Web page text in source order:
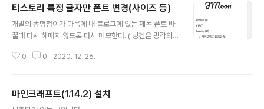
만 있긴 함) 그래서 마인크래프트를 하기 위해 서버를 구축
하기로 했다! 원래 동아리 서버로 구축을 했는데...이제 쓸
수 없는 상황이다보니 다른 방법을 강구했어야 했다. 예전
보면 어떨까! 라는 생각이 들었고, 실행에 옮겼다. 결과부터
티스토리 특정 글자만 폰트 변경(사이즈 등)
개발의 똥멍청이가 다음에 내 블로그에 있는 제목 폰트 바
꿀때 다시 헤매지 않도록 다시 메모한다. ( 닝겐은 망각의
또 시간이 지나면 생각 안나겠지. 내 블로그 사이드바를 보
하는 방법과 폰트파일(ttf 등)을 티스토리에 업로드하여 땡
겨오는 방법 등이 있다. 나는 후자인 티스토리에 ttf 파일을
0 0 2020. 12. 26.
마인크래프트(1.14.2) 설치